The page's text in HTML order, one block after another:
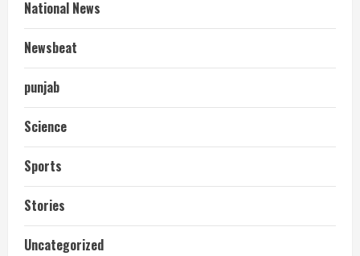
National News
Newsbeat
punjab
Science
Sports
Stories
Uncategorized